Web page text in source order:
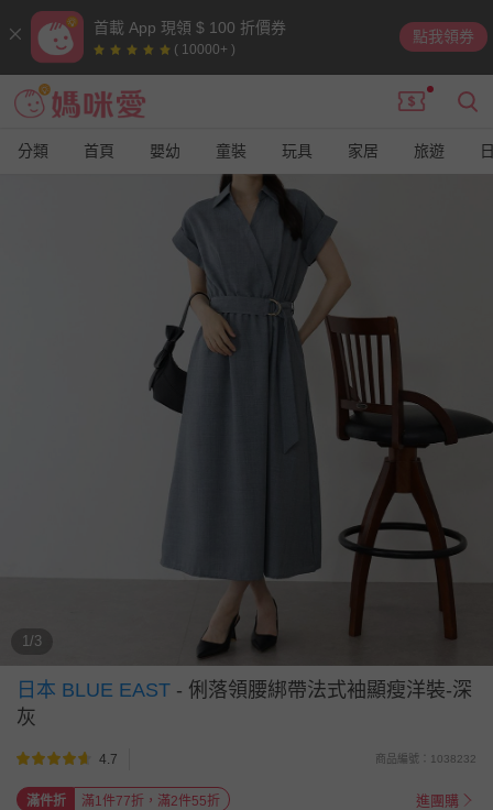
首載 App 現領 $ 100 折價券
( 10000+ )
點我領券
分類 首頁 嬰幼 童裝 玩具 家居 旅遊
1/3
日本 BLUE EAST - 俐落領腰綁帶法式袖顯瘦洋裝-深
灰
4.7 商品編號：1038232
滿件折 滿1件77折，滿2件55折 進團購